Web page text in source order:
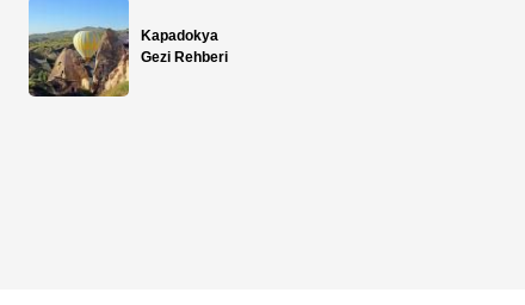
Kapadokya
Gezi Rehberi